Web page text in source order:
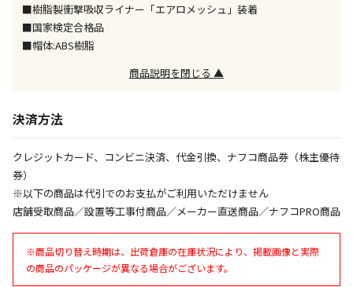
午前9時までのご注文確定した商品については、当日に
出荷いたします。
ただし、メーカーの営業日に基づき出荷手続きを行う
また、日曜・祝日や年末年始などの長期休業期間中
設置工事代金も含まれた商品です
お見積商品です。金額・施工日はお打ち合わせの上、
決定となります。
お見積商品です。金額・施工日はお打ち合わせの上、
決定となります。
■樹脂製衝撃吸収ライナー「エアロメッシュ」装着
■国家検定合格品
■帽体:ABS樹脂
商品説明を閉じる ▲
決済方法
クレジットカード、コンビニ決済、代金引換、ナフコ商品券（株主優待
券）
※以下の商品は代引でのお支払がご利用いただけません
店舗受取商品／設置等工事付商品／メーカー直送商品／ナフコPRO商品
※商品切り替え時期は、出荷倉庫の在庫状況により、掲載画像と実際
の商品のパッケージが異なる場合がございます。